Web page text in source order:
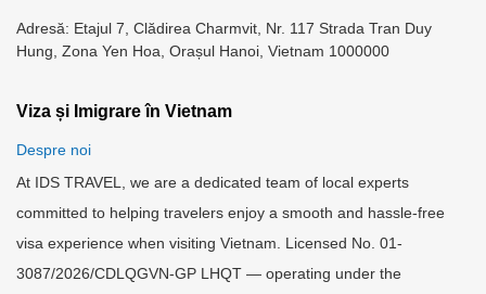
Adresă: Etajul 7, Clădirea Charmvit, Nr. 117 Strada Tran Duy
Hung, Zona Yen Hoa, Orașul Hanoi, Vietnam 1000000
Viza și Imigrare în Vietnam
Despre noi
At IDS TRAVEL, we are a dedicated team of local experts
committed to helping travelers enjoy a smooth and hassle-free
visa experience when visiting Vietnam. Licensed No. 01-
3087/2026/CDLQGVN-GP LHQT — operating under the